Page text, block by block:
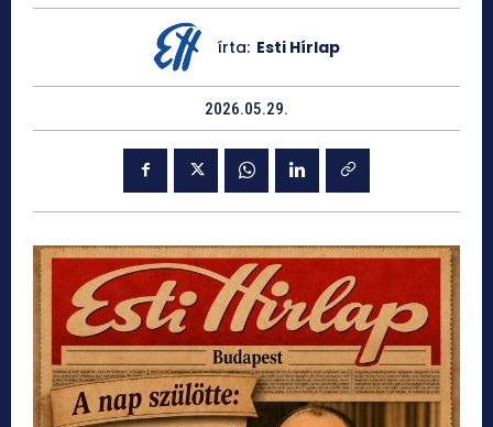
írta: Esti Hírlap
2026.05.29.